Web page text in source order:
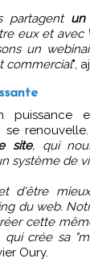
partagent un
eux et avec
un
commercial",
se
site, qui
système de
d'être
du web.
cette
qui crée sa
Oury.